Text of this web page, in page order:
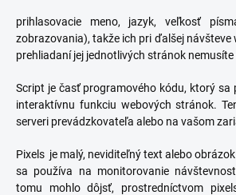
prihlasovacie meno, jazyk, veľkosť
zobrazovania), takže ich pri ďalšej návšteve
prehliadaní jej jednotlivých stránok
Script je časť programového kódu, ktorý sa
interaktívnu funkciu webových stránok.
serveri prevádzkovateľa alebo na vašom
Pixels je malý, neviditeľný text alebo
sa používa na monitorovanie
tomu mohlo dôjsť, prostredníctvom